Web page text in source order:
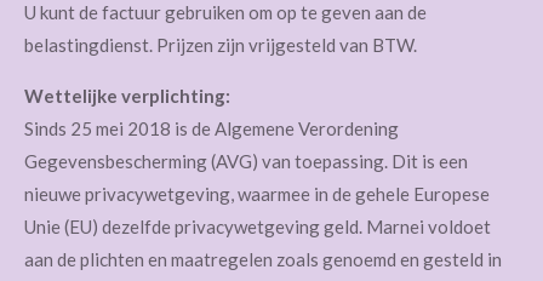
U kunt de factuur gebruiken om op te geven aan de
belastingdienst. Prijzen zijn vrijgesteld van BTW.
Wettelijke verplichting:
Sinds 25 mei 2018 is de Algemene Verordening
Gegevensbescherming (AVG) van toepassing. Dit is een
nieuwe privacywetgeving, waarmee in de gehele Europese
Unie (EU) dezelfde privacywetgeving geld. Marnei voldoet
aan de plichten en maatregelen zoals genoemd en gesteld in